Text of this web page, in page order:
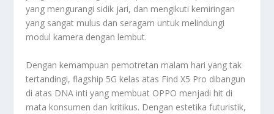
yang mengurangi sidik jari, dan mengikuti kemiringan
yang sangat mulus dan seragam untuk melindungi
modul kamera dengan lembut.
Dengan kemampuan pemotretan malam hari yang tak
tertandingi, flagship 5G kelas atas Find X5 Pro dibangun
di atas DNA inti yang membuat OPPO menjadi hit di
mata konsumen dan kritikus. Dengan estetika futuristik,